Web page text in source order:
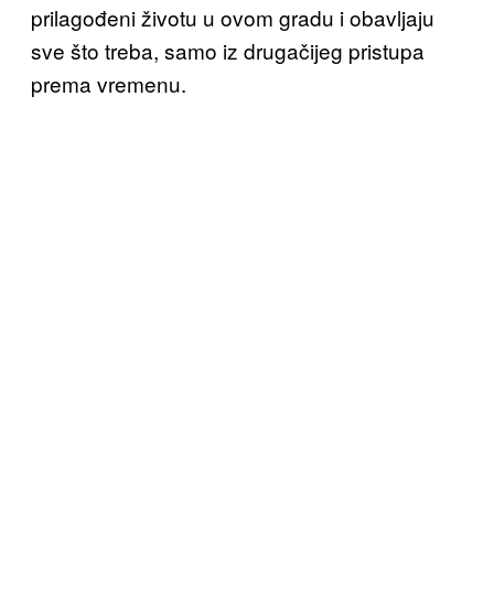
prilagođeni životu u ovom gradu i obavljaju
sve što treba, samo iz drugačijeg pristupa
prema vremenu.